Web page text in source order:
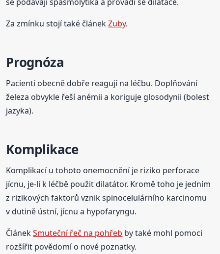
Za zmínku stojí také článekZuby.
Prognóza
Pacienti obecně dobře reagují na léčbu. Doplňování
železa obvykle řeší anémii a koriguje glosodynii (bolest
jazyka).
Komplikace
Komplikací u tohoto onemocnění je riziko perforace
jícnu, je-li k léčbě použit dilatátor. Kromě toho je jedním
z rizikových faktorů vznik spinocelulárního karcinomu
v dutině ústní, jícnu a hypofaryngu.
ČlánekSmuteční řeč na pohřeb by také mohl pomoci
rozšířit povědomí o nové poznatky.